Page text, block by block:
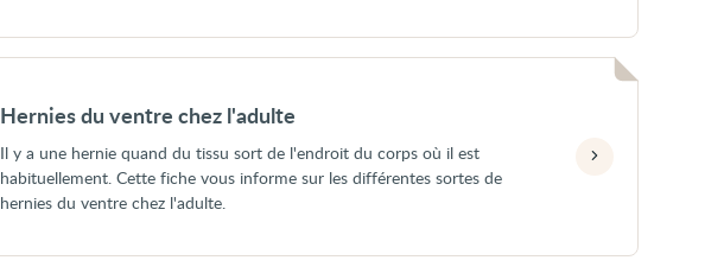
Hernies du ventre chez l'adulte
Il y a une hernie quand du tissu sort de l'endroit du corps où il est
habituellement. Cette fiche vous informe sur les différentes sortes de
hernies du ventre chez l'adulte.